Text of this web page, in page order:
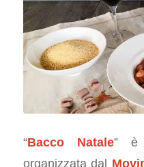
“Bacco Natale” è
organizzata dal